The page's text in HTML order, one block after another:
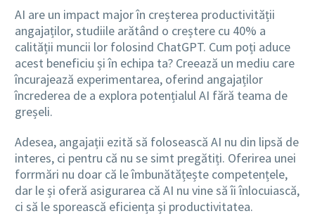
AI are un impact major în creșterea productivității
angajaților, studiile arătând o creștere cu 40% a
calității muncii lor folosind ChatGPT. Cum poți aduce
acest beneficiu și în echipa ta? Creează un mediu care
încurajează experimentarea, oferind angajaților
încrederea de a explora potențialul AI fără teama de
greșeli.
Adesea, angajații ezită să folosească AI nu din lipsă de
interes, ci pentru că nu se simt pregătiți. Oferirea unei
forrmări nu doar că le îmbunătățește competențele,
dar le și oferă asigurarea că AI nu vine să îi înlocuiască,
ci să le sporească eficiența și productivitatea.